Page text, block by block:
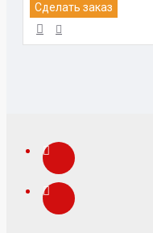
Сделать заказ